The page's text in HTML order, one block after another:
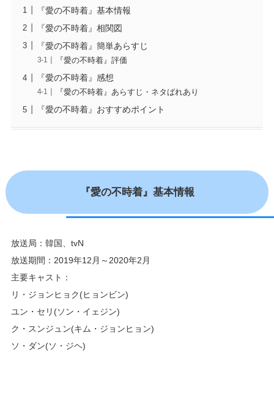
『愛の不時着』基本情報
『愛の不時着』相関図
『愛の不時着』簡単あらすじ
『愛の不時着』評価
『愛の不時着』感想
『愛の不時着』あらすじ・ネタばれあり
『愛の不時着』おすすめポイント
『愛の不時着』基本情報
放送局：韓国、tvN
放送期間：2019年12月～2020年2月
主要キャスト：
リ・ジョンヒョク(ヒョンビン)
ユン・セリ(ソン・イェジン)
ク・スンジュン(キム・ジョンヒョン)
ソ・ダン(ソ・ジヘ)